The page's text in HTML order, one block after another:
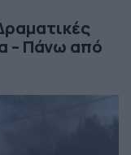
– Πάνω από